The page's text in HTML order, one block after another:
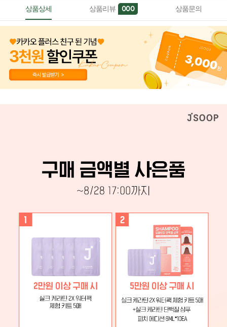
상품상세 상품리뷰 000 상품문의